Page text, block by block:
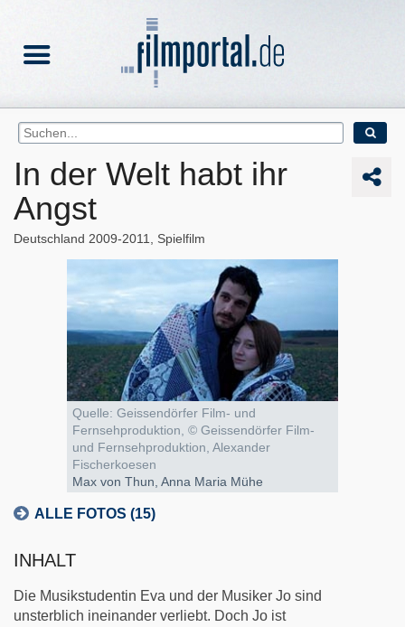
In der Welt habt ihr
Angst
Deutschland 2009-2011 Spielfilm
Quelle: Geissendörfer Film- und
Fernsehproduktion, © Geissendörfer Film-
und Fernsehproduktion, Alexander
Fischerkoesen
Max von Thun, Anna Maria Mühe
ALLE FOTOS (15)
INHALT
Die Musikstudentin Eva und der Musiker Jo sind
unsterblich ineinander verliebt. Doch Jo ist